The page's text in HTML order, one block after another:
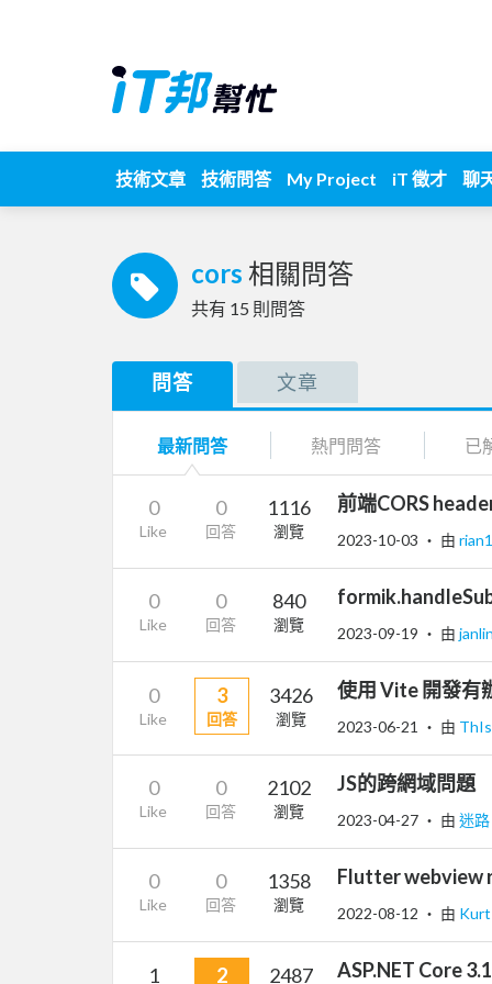
技術文章 技術問答 My Project iT 徵才 聊
cors 相關問答
共有 15 則問答
問答 文章
最新問答 熱門問答 已
0
Like
0
回答
1116
瀏覽
前端CORS
2023-10-03 ‧ 由
0
Like
0
回答
840
瀏覽 2023-09-19 ‧ 由
0
Like
3
回答
3426
瀏覽
使用 Vite 開發有
2023-06-21 ‧ 由
0
Like
0
回答
2102
瀏覽
JS的跨網域問題
2023-04-27 ‧ 由 迷路
0
Like
0
回答
1358
瀏覽
Flutter webview
2022-08-12 ‧ 由
1 2 2487 ASP.NET Core